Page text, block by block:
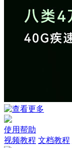
使用帮助
视频教程 文档教程